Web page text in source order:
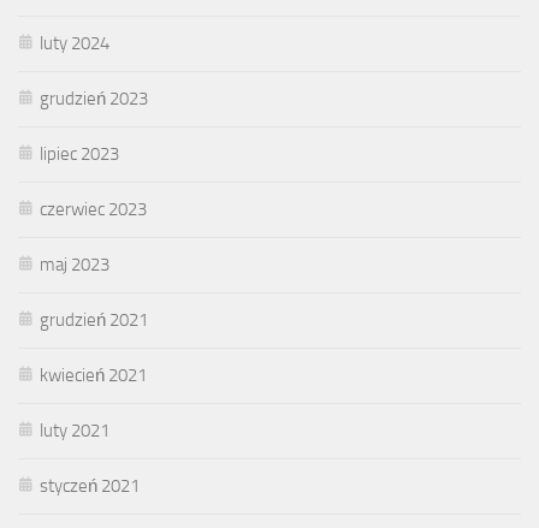
luty 2024
grudzień 2023
lipiec 2023
czerwiec 2023
maj 2023
grudzień 2021
kwiecień 2021
luty 2021
styczeń 2021